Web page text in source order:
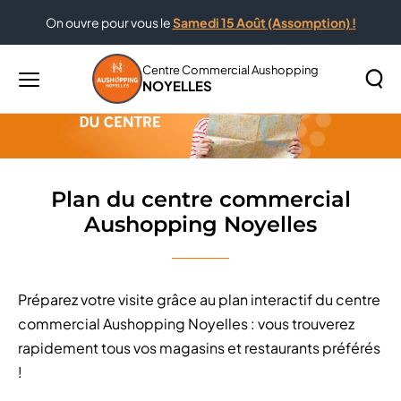
On ouvre pour vous leSamedi 15 Août (Assomption) !
Menu
principal
Centre Commercial Aushopping
NOYELLES
Rechercher
la
Accueil Plan du centre commercial Aushopping Noyelles
Plan du centre commercial
Aushopping Noyelles
Préparez votre visite grâce au plan interactif du centre
commercial Aushopping Noyelles : vous trouverez
rapidement tous vos magasins et restaurants préférés
!